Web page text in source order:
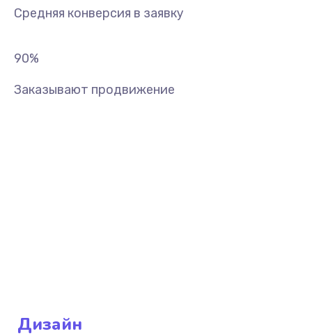
Средняя конверсия в заявку
90%
Заказывают продвижение
Дизайн